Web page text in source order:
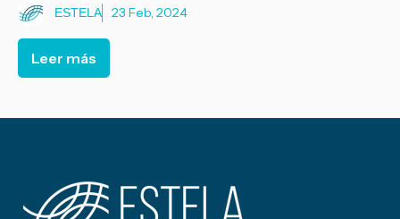
ESTELA 23 Feb, 2024
Leer más